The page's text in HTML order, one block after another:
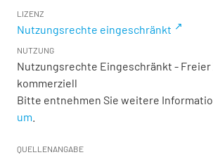
LIZENZ
Nutzungsrechte eingeschränkt
NUTZUNG
Nutzungsrechte Eingeschränkt -
kommerziell
Bitte entnehmen Sie weitere
um
QUELLENANGABE